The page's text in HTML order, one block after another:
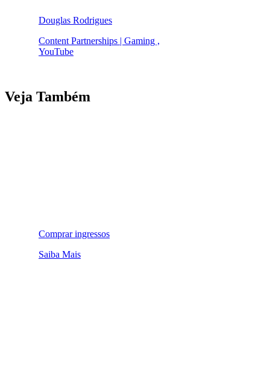
Douglas Rodrigues
Content Partnerships | Gaming ,
YouTube
Veja Também
Comprar ingressos
Saiba Mais